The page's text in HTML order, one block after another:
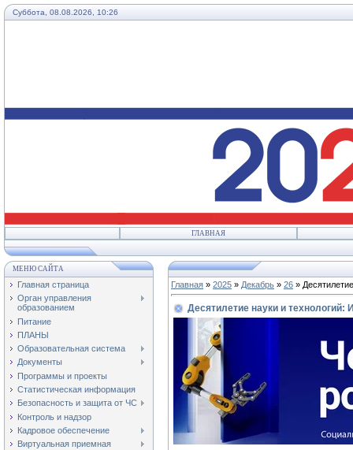
Суббота, 08.08.2026, 10:26
ГЛАВНАЯ
МЕНЮ САЙТА
Главная страница
Орган управления
образованием
Питание
ПЛАНЫ
Образовательная система
Документы
Программы и проекты
Статистическая информация
Безопасность и защита от ЧС
Контроль и надзор
Кадровое обеспечение
Виртуальная приемная
Главная » 2025 » Декабрь » 26 »
Десятилетие науки и технологий: